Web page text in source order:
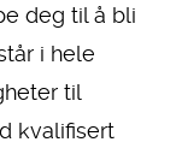
deg til å bli
i hele
til
kvalifisert